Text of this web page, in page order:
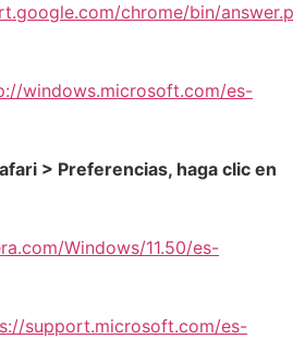
chrome/bin/
windows.microsoft.com/es-
> Preferencias, haga clic en
Windows/11.50/es-
support.microsoft.com/es-